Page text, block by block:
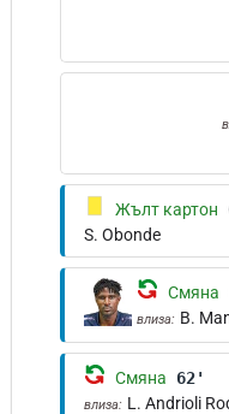
Жълт картон
S. Obonde
Смяна
влиза: B.
Смяна 62'
влиза: L. Andrioli